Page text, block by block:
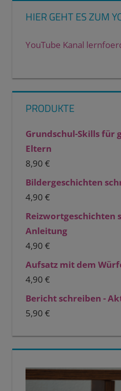
HIER GEHT ES ZUM
YouTube Kanal
PRODUKTE
Grundschul-Skills für
Eltern
8,90 €
Bildergeschichten
4,90 €
Reizwortgeschichten
Anleitung
4,90 €
Aufsatz mit dem
4,90 €
Bericht schreiben -
5,90 €